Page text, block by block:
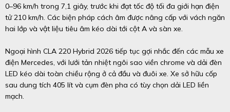
0–96 km/h trong 7,1 giây, trước khi đạt tốc độ tối đa giới hạn điện
tử 210 km/h. Các biện pháp cách âm được nâng cấp với vách ngăn
hai lớp và vật liệu tiêu âm kéo dài tới cột A và sàn xe.
Ngoại hình CLA 220 Hybrid 2026 tiếp tục gợi nhắc đến các mẫu xe
điện Mercedes, với lưới tản nhiệt ngôi sao viền chrome và dải đèn
LED kéo dài toàn chiều rộng ở cả đầu và đuôi xe. Xe sở hữu cốp
sau dung tích 405 lít và cụm đèn pha có tùy chọn dải LED liền
mạch.